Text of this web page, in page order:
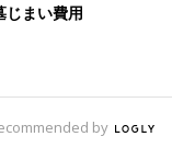
じまい費用
by